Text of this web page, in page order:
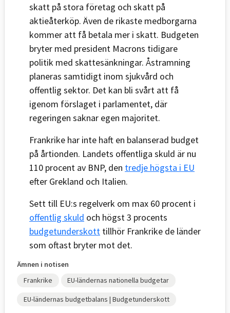
skatt på stora företag och skatt på
aktieåterköp. Även de rikaste medborgarna
kommer att få betala mer i skatt. Budgeten
bryter med president Macrons tidigare
politik med skattesänkningar. Åstramning
planeras samtidigt inom sjukvård och
offentlig sektor. Det kan bli svårt att få
igenom förslaget i parlamentet, där
regeringen saknar egen majoritet.
Frankrike har inte haft en balanserad budget
på årtionden. Landets offentliga skuld är nu
110 procent av BNP, den tredje högsta i EU
efter Grekland och Italien.
Sett till EU:s regelverk om max 60 procent i
offentlig skuld och högst 3 procents
budgetunderskott tillhör Frankrike de länder
som oftast bryter mot det.
Ämnen i notisen
Frankrike
EU-ländernas nationella budgetar
EU-ländernas budgetbalans | Budgetunderskott